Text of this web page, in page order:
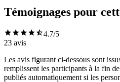
Témoignages pour
4.7/5
23 avis
Les avis figurant ci-dessous sont
remplissent les participants à la fin
publiés automatiquement si les